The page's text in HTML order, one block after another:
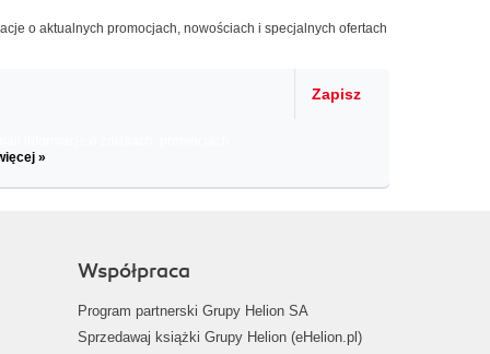
o aktualnych promocjach, nowościach i specjalnych ofertach
Zapisz
»
Współpraca
Program partnerski Grupy Helion SA
Sprzedawaj książki Grupy Helion (eHelion.pl)